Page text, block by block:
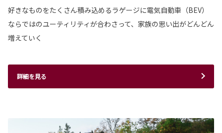
好きなものをたくさん積み込めるラゲージに電気自動車（BEV）
ならではのユーティリティが合わさって、家族の思い出がどんどん
増えていく
詳細を見る